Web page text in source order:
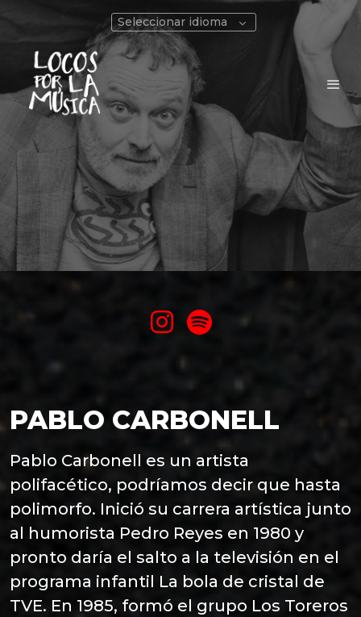
Seleccionar idioma
PABLO CARBONELL
Pablo Carbonell es un artista
polifacético, podríamos decir que hasta
polimorfo. Inició su carrera artística junto
al humorista Pedro Reyes en 1980 y
pronto daría el salto a la televisión en el
programa infantil La bola de cristal de
TVE. En 1985, formó el grupo Los Toreros